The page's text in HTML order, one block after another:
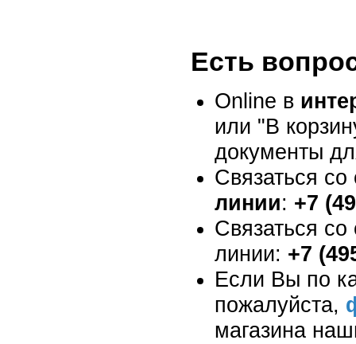
Есть
Online в
или "В
документы
Связаться
линии: +7
Связаться
линии: +7
Если Вы по
пожалуйста,
магазина